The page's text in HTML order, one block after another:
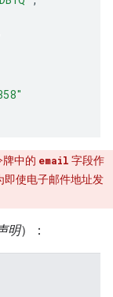
牌中的 email 字段作
即使电子邮件地址发
明）：